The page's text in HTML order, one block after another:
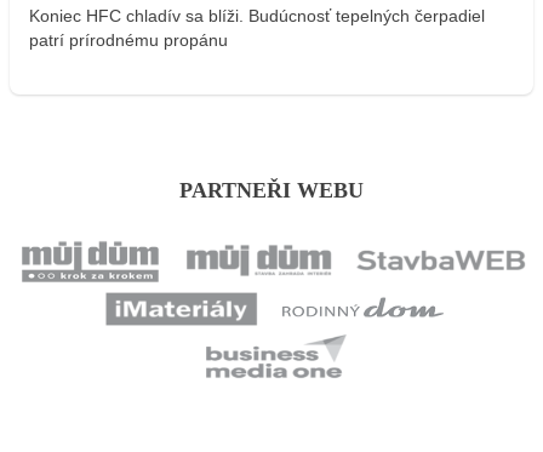
Koniec HFC chladív sa blíži. Budúcnosť tepelných čerpadiel
patrí prírodnému propánu
PARTNEŘI WEBU